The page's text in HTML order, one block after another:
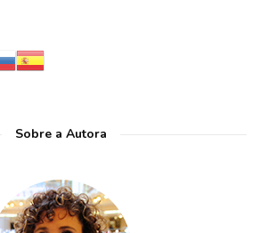
Sobre a Autora